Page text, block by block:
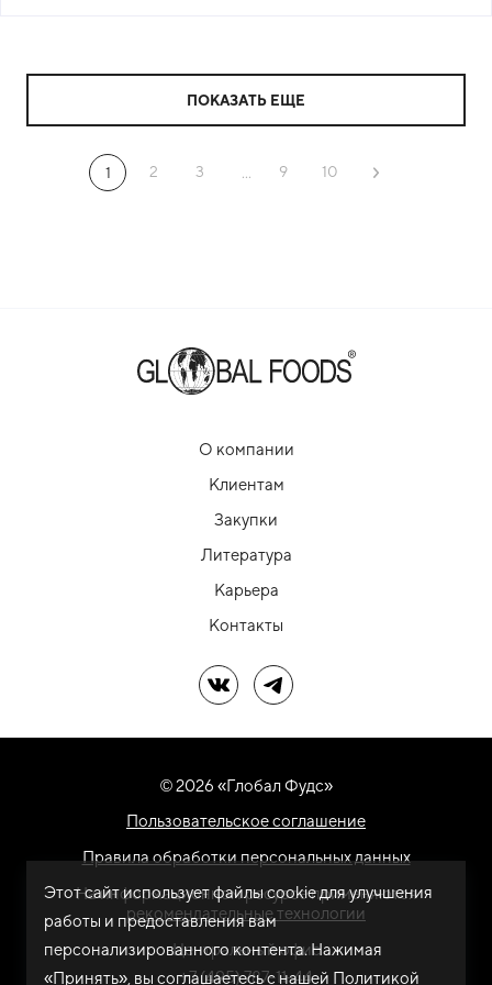
ПОКАЗАТЬ ЕЩЕ
1 2 3 ... 9 10
О компании
Клиентам
Закупки
Литература
Карьера
Контакты
Мы в ВКМы в Telegram
© 2026 «Глобал Фудс»
Пользовательское соглашение
Правила обработки персональных данных
На информационном ресурсе применяются
рекомендательные технологии
Центральный офис
+7 (495) 787-11-44
Этот сайт использует файлы cookie для улучшения
работы и предоставления вам
персонализированного контента. Нажимая
«Принять», вы соглашаетесь с нашей Политикой